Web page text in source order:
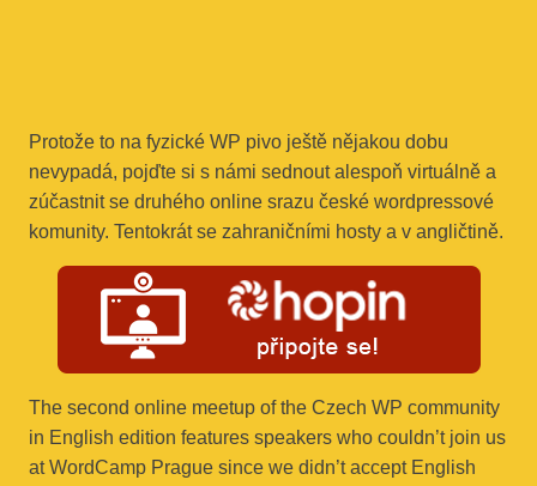
Protože to na fyzické WP pivo ještě nějakou dobu
nevypadá, pojďte si s námi sednout alespoň virtuálně a
zúčastnit se druhého online srazu české wordpressové
komunity. Tentokrát se zahraničními hosty a v angličtině.
The second online meetup of the Czech WP community
in English edition features speakers who couldn’t join us
at WordCamp Prague since we didn’t accept English